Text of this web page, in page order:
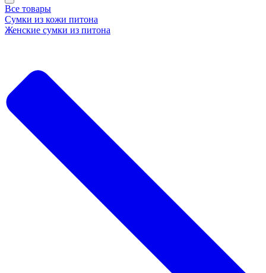
Все товары
Сумки из кожи питона
Женские сумки из питона